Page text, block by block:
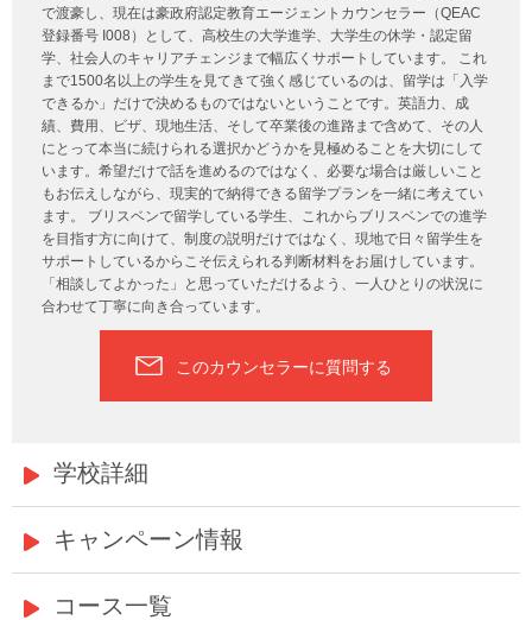
で渡豪し、現在は豪政府認定教育エージェントカウンセラー（QEAC
登録番号 I008）として、高校生の大学進学、大学生の休学・認定留
学、社会人のキャリアチェンジまで幅広くサポートしています。 これ
まで1500名以上の学生を見てきて強く感じているのは、留学は「入学
できるか」だけで決めるものではないということです。英語力、成
績、費用、ビザ、現地生活、そして卒業後の進路まで含めて、その人
にとって本当に続けられる選択かどうかを見極めることを大切にして
います。希望だけで話を進めるのではなく、必要な場合は厳しいこと
もお伝えしながら、現実的で納得できる留学プランを一緒に考えてい
ます。 ブリスベンで留学している学生、これからブリスベンでの進学
を目指す方に向けて、制度の説明だけではなく、現地で日々留学生を
サポートしているからこそ伝えられる判断材料をお届けしています。
「相談してよかった」と思っていただけるよう、一人ひとりの状況に
合わせて丁寧に向き合っています。
このカウンセラーに質問する
学校詳細
キャンペーン情報
コース一覧